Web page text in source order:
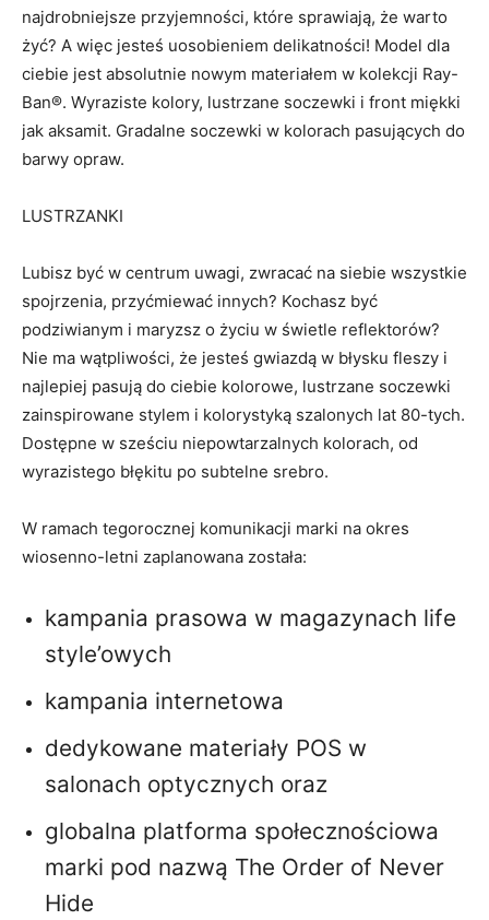
najdrobniejsze przyjemności, które sprawiają, że warto
żyć? A więc jesteś uosobieniem delikatności! Model dla
ciebie jest absolutnie nowym materiałem w kolekcji Ray-
Ban®. Wyraziste kolory, lustrzane soczewki i front miękki
jak aksamit. Gradalne soczewki w kolorach pasujących do
barwy opraw.
LUSTRZANKI
Lubisz być w centrum uwagi, zwracać na siebie wszystkie
spojrzenia, przyćmiewać innych? Kochasz być
podziwianym i maryzsz o życiu w świetle reflektorów?
Nie ma wątpliwości, że jesteś gwiazdą w błysku fleszy i
najlepiej pasują do ciebie kolorowe, lustrzane soczewki
zainspirowane stylem i kolorystyką szalonych lat 80-tych.
Dostępne w sześciu niepowtarzalnych kolorach, od
wyrazistego błękitu po subtelne srebro.
W ramach tegorocznej komunikacji marki na okres
wiosenno-letni zaplanowana została:
kampania prasowa w magazynach life
style’owych
kampania internetowa
dedykowane materiały POS w
salonach optycznych oraz
globalna platforma społecznościowa
marki pod nazwą The Order of Never
Hide